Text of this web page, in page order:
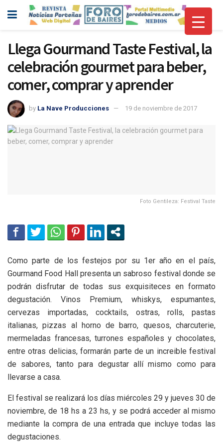
Llega Gourmand Taste Festival, la
celebración gourmet para beber,
comer, comprar y aprender
by La Nave Producciones 19 de noviembre de 2017
Foto Gentileza: Festival Taste
Como parte de los festejos por su 1er año en el país,
Gourmand Food Hall presenta un sabroso festival donde se
podrán disfrutar de todas sus exquisiteces en formato
degustación. Vinos Premium, whiskys, espumantes,
cervezas importadas, cocktails, ostras, rolls, pastas
italianas, pizzas al horno de barro, quesos, charcuterie,
mermeladas francesas, turrones españoles y chocolates,
entre otras delicias, formarán parte de un increible festival
de sabores, tanto para degustar allí mismo como para
llevarse a casa.
El festival se realizará los días miércoles 29 y jueves 30 de
noviembre, de 18 hs a 23 hs, y se podrá acceder al mismo
mediante la compra de una entrada que incluye todas las
degustaciones.